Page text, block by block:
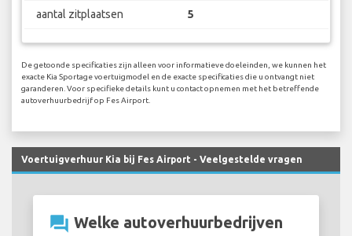
aantal zitplaatsen 5
De getoonde specificaties zijn alleen voor informatieve doeleinden, we kunnen het
exacte Kia Sportage voertuigmodel en de exacte specificaties die u ontvangt niet
garanderen. Voor specifieke details kunt u contact opnemen met het betreffende
autoverhuurbedrijf op Fes Airport.
Voertuigverhuur Kia bij Fes Airport - Veelgestelde vragen
question_answer Welke autoverhuurbedrijven